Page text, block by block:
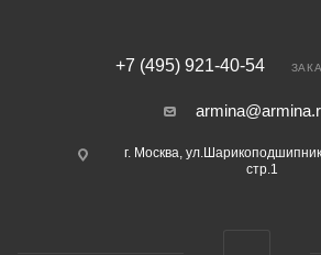
+7 (495) 921-40-54
г. Москва,
стр.1